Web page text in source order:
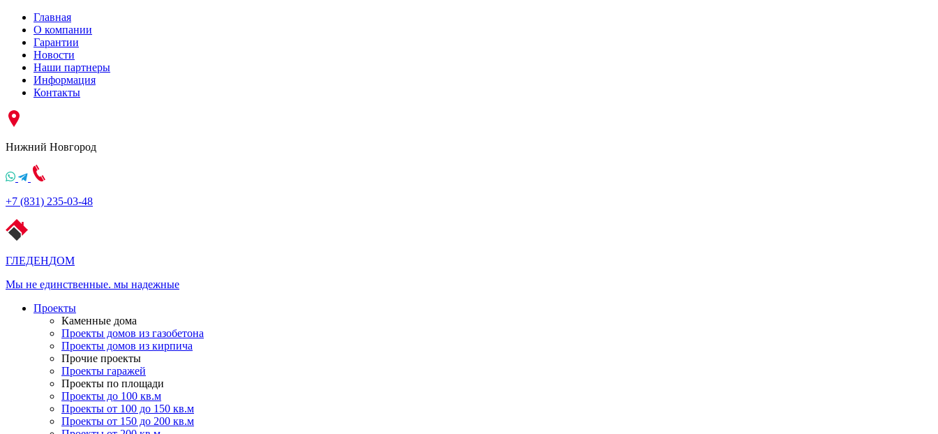
Главная
О компании
Гарантии
Новости
Наши партнеры
Информация
Контакты
Нижний Новгород
+7 (831) 235-03-48
ГЛЕДЕНДОМ
Мы не единственные. мы надежные
Проекты
Каменные дома
Проекты домов из газобетона
Проекты домов из кирпича
Прочие проекты
Проекты гаражей
Проекты по площади
Проекты до 100 кв.м
Проекты от 100 до 150 кв.м
Проекты от 150 до 200 кв.м